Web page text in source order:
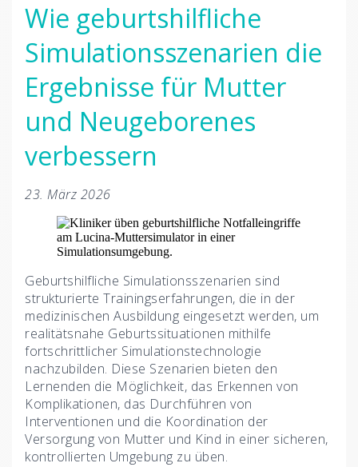
Wie geburtshilfliche
Simulationsszenarien die
Ergebnisse für Mutter
und Neugeborenes
verbessern
23. März 2026
Geburtshilfliche Simulationsszenarien sind
strukturierte Trainingserfahrungen, die in der
medizinischen Ausbildung eingesetzt werden, um
realitätsnahe Geburtssituationen mithilfe
fortschrittlicher Simulationstechnologie
nachzubilden. Diese Szenarien bieten den
Lernenden die Möglichkeit, das Erkennen von
Komplikationen, das Durchführen von
Interventionen und die Koordination der
Versorgung von Mutter und Kind in einer sicheren,
kontrollierten Umgebung zu üben.